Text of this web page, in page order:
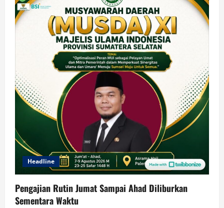
Headline
Pengajian Rutin Jumat Sampai Ahad Diliburkan
Sementara Waktu